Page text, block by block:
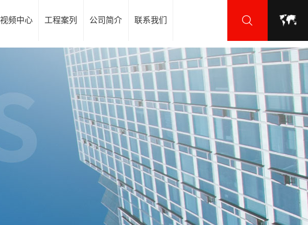
视频中心 工程案列 公司简介 联系我们